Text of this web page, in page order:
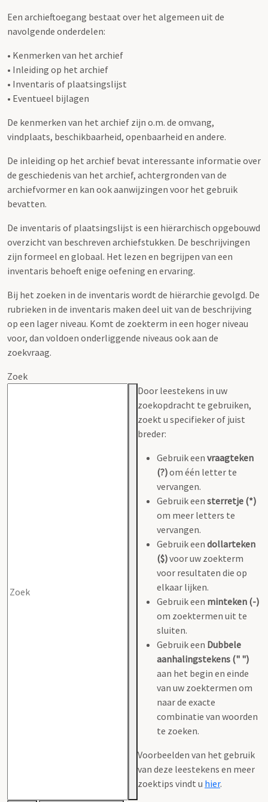
Een archieftoegang bestaat over het algemeen uit de
navolgende onderdelen:
• Kenmerken van het archief
• Inleiding op het archief
• Inventaris of plaatsingslijst
• Eventueel bijlagen
De kenmerken van het archief zijn o.m. de omvang,
vindplaats, beschikbaarheid, openbaarheid en andere.
De inleiding op het archief bevat interessante informatie over
de geschiedenis van het archief, achtergronden van de
archiefvormer en kan ook aanwijzingen voor het gebruik
bevatten.
De inventaris of plaatsingslijst is een hiërarchisch opgebouwd
overzicht van beschreven archiefstukken. De beschrijvingen
zijn formeel en globaal. Het lezen en begrijpen van een
inventaris behoeft enige oefening en ervaring.
Bij het zoeken in de inventaris wordt de hiërarchie gevolgd. De
rubrieken in de inventaris maken deel uit van de beschrijving
op een lager niveau. Komt de zoekterm in een hoger niveau
voor, dan voldoen onderliggende niveaus ook aan de
zoekvraag.
Zoek
Door leestekens in uw
zoekopdracht te gebruiken,
zoekt u specifieker of juist
breder:
Gebruik een vraagteken
(?)om één letter te
vervangen.
Gebruik een sterretje (*)
om meer letters te
vervangen.
Gebruik een dollarteken
($)voor uw zoekterm
voor resultaten die op
elkaar lijken.
Gebruik een minteken (-)
om zoektermen uit te
sluiten.
Gebruik een Dubbele
aanhalingstekens (" ")
aan het begin en einde
van uw zoektermen om
naar de exacte
combinatie van woorden
te zoeken.
Voorbeelden van het gebruik
van deze leestekens en meer
zoektips vindt u hier.